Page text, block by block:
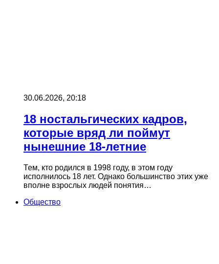
30.06.2026, 20:18
18 ностальгических кадров,
которые вряд ли поймут
нынешние 18-летние
Тем, кто родился в 1998 году, в этом году
исполнилось 18 лет. Однако большинство этих уже
вполне взрослых людей понятия…
Общество